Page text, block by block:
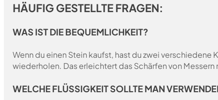
HÄUFIG GESTELLTE FRAGEN:
WAS IST DIE BEQUEMLICHKEIT?
Wenn du einen Stein kaufst, hast du zwei
wiederholen. Das erleichtert das Schärfen von
WELCHE FLÜSSIGKEIT SOLLTE MAN